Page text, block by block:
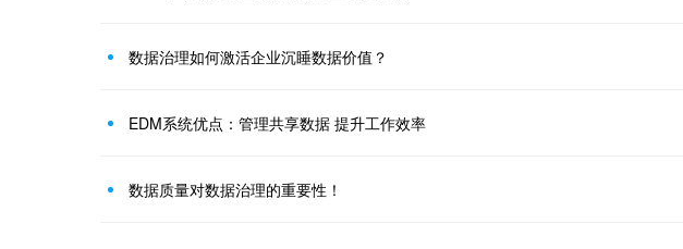
数据治理如何激活企业沉睡数据价值？
EDM系统优点：管理共享数据 提升工作效率
数据质量对数据治理的重要性！